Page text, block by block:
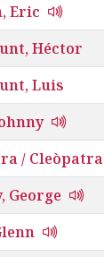
Eric
Héctor
Luis
/ Cleòpatra
George